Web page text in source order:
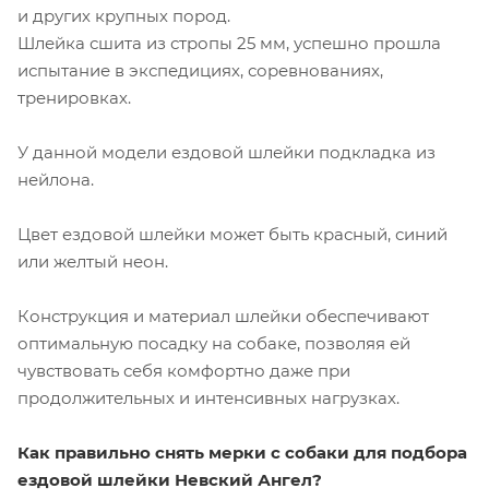
и других крупных пород.
Шлейка сшита из стропы 25 мм, успешно прошла
испытание в экспедициях, соревнованиях,
тренировках.
У данной модели ездовой шлейки подкладка из
нейлона.
Цвет ездовой шлейки может быть красный, синий
или желтый неон.
Конструкция и материал шлейки обеспечивают
оптимальную посадку на собаке, позволяя ей
чувствовать себя комфортно даже при
продолжительных и интенсивных нагрузках.
Как правильно снять мерки с собаки для подбора
ездовой шлейки Невский Ангел?